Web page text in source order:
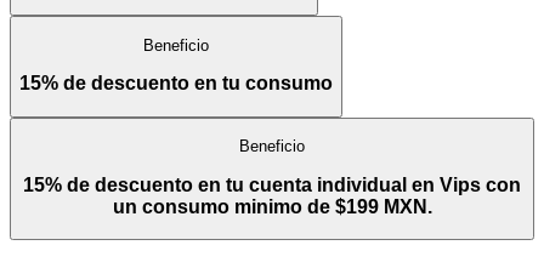
Beneficio
15% de descuento en tu consumo
Beneficio
15% de descuento en tu cuenta individual en Vips con
un consumo minimo de $199 MXN.